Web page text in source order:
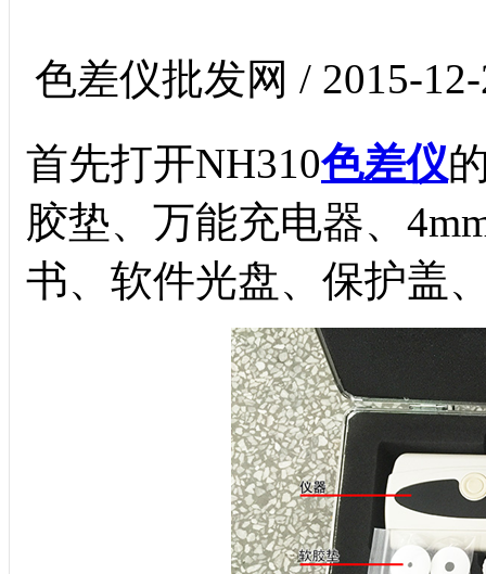
色差仪批发网 / 2015-
首先打开NH310色差仪
胶垫、万能充电器、
书、软件光盘、保护盖